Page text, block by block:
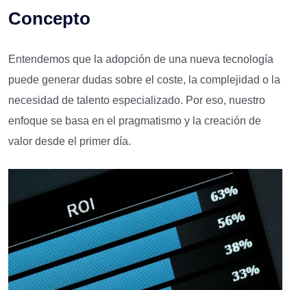
Concepto
Entendemos que la adopción de una nueva tecnología
puede generar dudas sobre el coste, la complejidad o la
necesidad de talento especializado. Por eso, nuestro
enfoque se basa en el pragmatismo y la creación de
valor desde el primer día.